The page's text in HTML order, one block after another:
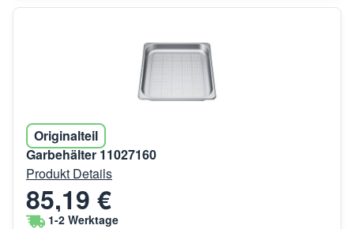
Originalteil
Garbehälter 11027160
Produkt Details
85,19 €
1-2 Werktage